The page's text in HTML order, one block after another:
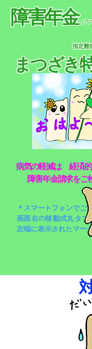
障害年金（
指定難
まつざき
病気の軽減は 経済的
障害年金請求をご
＊スマートフォンでご
画面右の移動式丸タブ
左端に表示されたマー